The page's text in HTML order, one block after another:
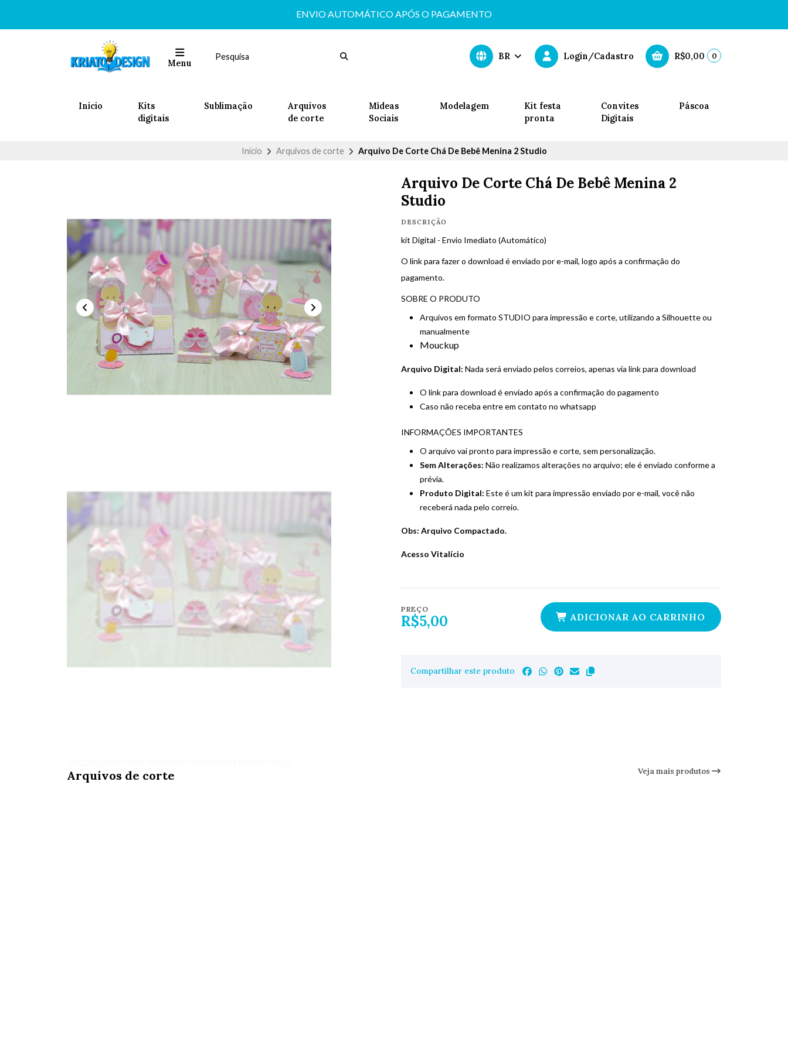
ENVIO AUTOMÁTICO APÓS O PAGAMENTO
Menu
BR Login/Cadastro R$0,00 0
Inicio
Kits
digitais
Sublimação
Arquivos
de corte
Mídeas
Sociais
Modelagem
Kit festa
pronta
Convites
Digitais
Páscoa
Início Arquivos de corte Arquivo De Corte Chá De Bebê Menina 2 Studio
Arquivo De Corte Chá De Bebê Menina 2
Studio
DESCRIÇÃO
kit Digital - Envio Imediato (Automático)
O link para fazer o download é enviado por e-mail, logo após a confirmação do
pagamento.
SOBRE O PRODUTO
Arquivos em formato STUDIO para impressão e corte, utilizando a Silhouette ou
manualmente
Mouckup
Arquivo Digital: Nada será enviado pelos correios, apenas via link para download
O link para download é enviado após a confirmação do pagamento
Caso não receba entre em contato no whatsapp
INFORMAÇÕES IMPORTANTES
O arquivo vai pronto para impressão e corte, sem personalização.
Sem Alterações: Não realizamos alterações no arquivo; ele é enviado conforme a
prévia.
Produto Digital: Este é um kit para impressão enviado por e-mail, você não
receberá nada pelo correio.
Obs: Arquivo Compactado.
Acesso Vitalício
PREÇO
R$5,00 ADICIONAR AO CARRINHO
Compartilhar este produto
Arquivos de corte Veja mais produtos